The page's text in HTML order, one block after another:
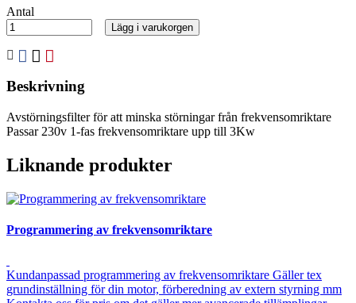
Antal
Lägg i varukorgen
Beskrivning
Avstörningsfilter för att minska störningar från frekvensomriktare
Passar 230v 1-fas frekvensomriktare upp till 3Kw
Liknande produkter
Programmering av frekvensomriktare
Kundanpassad programmering av frekvensomriktare Gäller tex
grundinställning för din motor, förberedning av extern styrning mm